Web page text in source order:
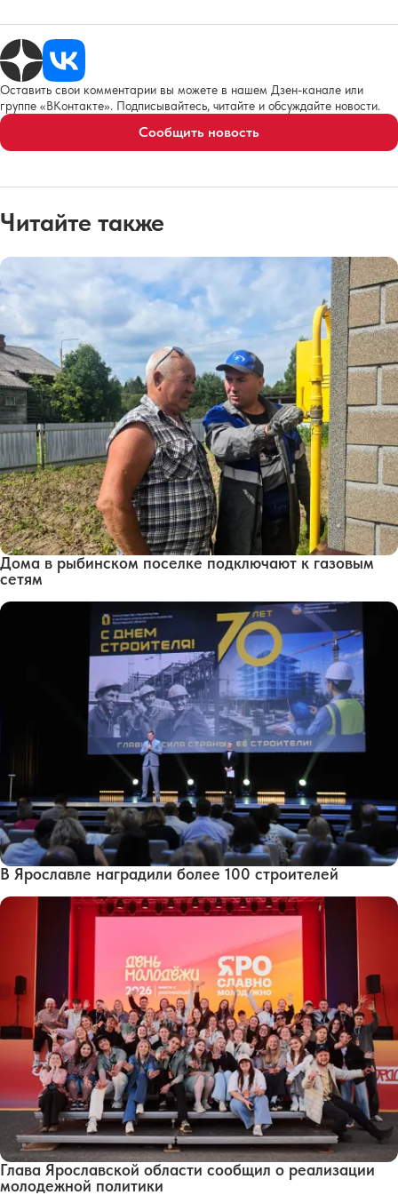
Оставить свои комментарии вы можете в нашем Дзен-канале или
группе «ВКонтакте». Подписывайтесь, читайте и обсуждайте новости.
Сообщить новость
Читайте также
Дома в рыбинском поселке подключают к газовым
сетям
В Ярославле наградили более 100 строителей
Глава Ярославской области сообщил о реализации
молодежной политики